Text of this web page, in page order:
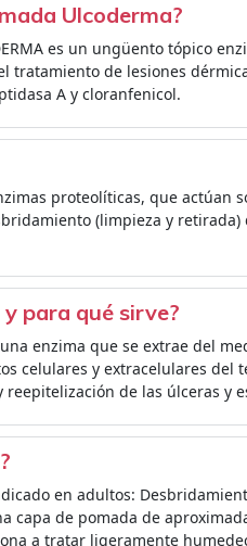
Ulcoderma?
es un ungüento tópico
tratamiento de lesiones
A y cloranfenicol.
proteolíticas, que actúan
(limpieza y
para qué sirve?
enzima que se extrae del
celulares y extracelulares del
de las úlceras y
en adultos:
capa de pomada de
a tratar ligeramente